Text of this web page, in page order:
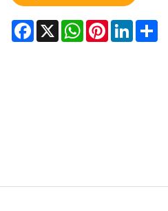
Facebook
X WhatsApp
Pinterest